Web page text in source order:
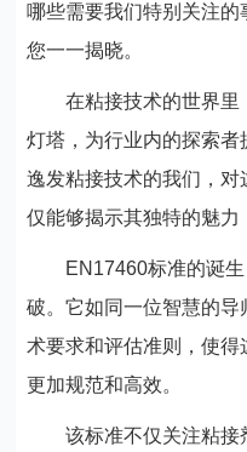
哪些需要我们特别关注
您一一揭晓。
在粘接技术的世界
灯塔，为行业内的探索
逸发粘接技术的我们，
仅能够揭示其独特的魅力
EN17460标准的诞
破。它如同一位智慧的
术要求和评估准则，使得
更加规范和高效。
该标准不仅关注粘接